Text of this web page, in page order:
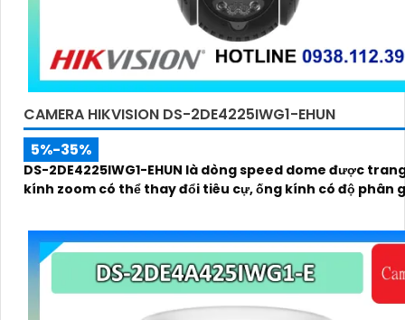
CAMERA HIKVISION DS-2DE4225IWG1-EHUN
5%-35%
DS-2DE4225IWG1-EHUN là dòng speed dome được
kính zoom có thể thay đổi tiêu cự, ống kính có độ phân